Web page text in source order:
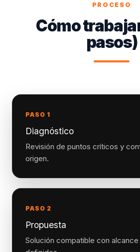
PROCESO
Cómo
pasos)
PASO 1
Diagnóstico
Revisión de puntos críticos y
origen.
PASO 2
Propuesta
Solución compatible con